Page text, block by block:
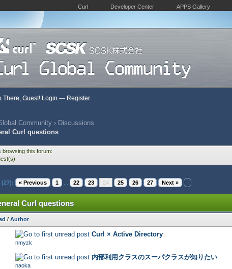
Curl Developer Center APPS Gallery
There, Guest! Login — Register
Community › Discussions
Curl questions
browsing this forum:
(27): « Previous 1 22 23 24 25 26 27 Next »
Curl questions
/ Author
Curl × Active Directory
nmyzk
411 Vote(s) - 2.86 out of 5 in Average
内部利用クラスのスーパクラスが知りたい
naoka
399 Vote(s) - 2.86 out of 5 in Average